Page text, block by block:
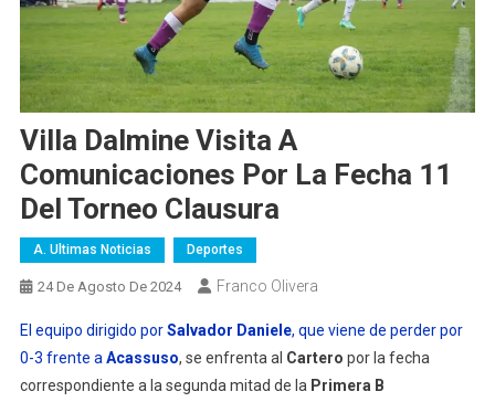
Villa Dalmine Visita A
Comunicaciones Por La Fecha 11
Del Torneo Clausura
A. Ultimas Noticias Deportes
24 De Agosto De 2024 Franco Olivera
El equipo dirigido porSalvador Daniele, que viene de perder por
0-3 frente a Acassuso, se enfrenta al Cartero por la fecha
correspondiente a la segunda mitad de la Primera B